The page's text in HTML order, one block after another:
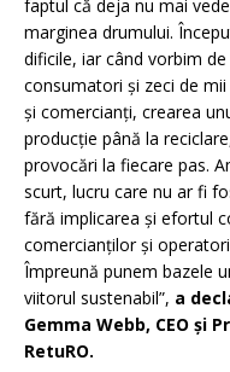
faptul că deja nu mai
marginea drumului.
dificile, iar când vorbim
consumatori și zeci de
și comercianți, crearea
producție până la
provocări la fiecare pas.
scurt, lucru care nu ar fi
fără implicarea și efortul
comercianților și
Împreună punem bazele
viitorul sustenabil”, a
Gemma Webb, CEO și
RetuRO.